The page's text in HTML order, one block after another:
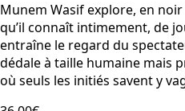
Munem Wasif explore, en
qu’il connaît intimement, de
entraîne le regard du
dédale à taille humaine mais
où seuls les initiés savent y